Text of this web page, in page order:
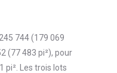
744 (179 069
(77 483 pi²), pour
pi². Les trois lots